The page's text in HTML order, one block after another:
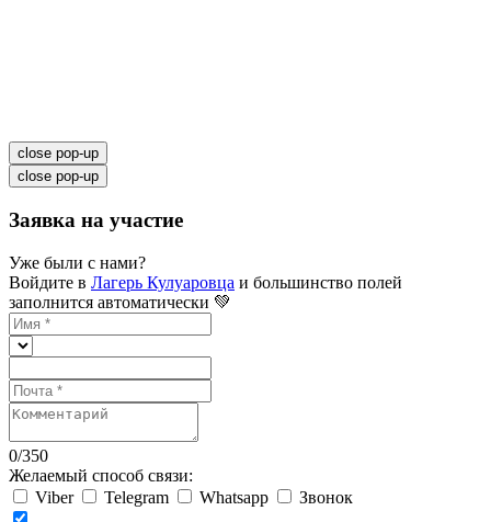
close pop-up
close pop-up
Заявка на участие
Уже были с нами?
Войдите в Лагерь Кулуаровца и большинство полей
заполнится автоматически 💚
0/350
Желаемый способ связи:
Viber
Telegram Whatsapp Звонок